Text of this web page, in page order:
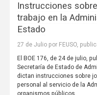
Instrucciones
trabajo en la
Estado
27 de Julio por FEUSO,
El BOE 176, de 24 de julio,
Secretaría de Estado de
dictan instrucciones sobre
personal al servicio de la
organismos públicos.